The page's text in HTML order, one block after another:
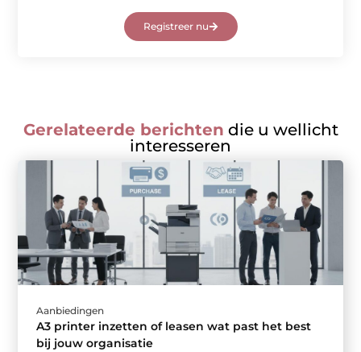
Registreer nu
Gerelateerde berichten die u wellicht
interesseren
Aanbiedingen
A3 printer inzetten of leasen wat past het best
bij jouw organisatie